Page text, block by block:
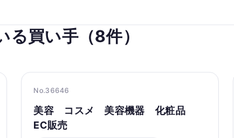
る買い手（8件）
No.36646
美容 コスメ 美容機器 化粧品
EC販売